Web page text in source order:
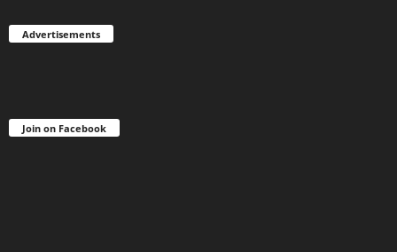
Advertisements
Join on Facebook